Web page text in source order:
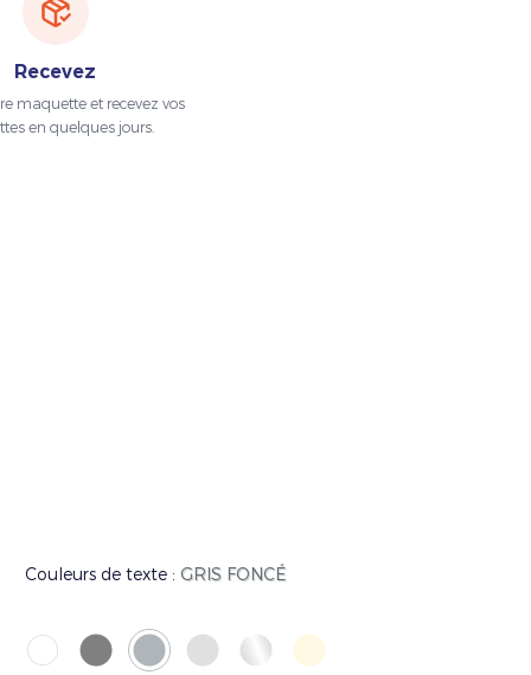
Recevez
maquette et recevez vos
en quelques jours.
Couleurs de texte : GRIS FONCÉ